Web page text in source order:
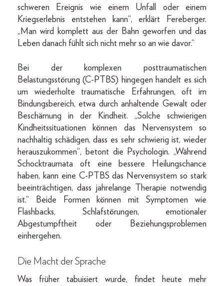
schweren Ereignis wie einem Unfall oder einem
Kriegserlebnis entstehen kann“, erklärt Fereberger.
„Man wird komplett aus der Bahn geworfen und das
Leben danach fühlt sich nicht mehr so an wie davor.“
Bei der komplexen posttraumatischen
Belastungsstörung (C-PTBS) hingegen handelt es sich
um wiederholte traumatische Erfahrungen, oft im
Bindungsbereich, etwa durch anhaltende Gewalt oder
Beschämung in der Kindheit. „Solche schwierigen
Kindheitssituationen können das Nervensystem so
nachhaltig schädigen, dass es sehr schwierig ist, wieder
herauszukommen“, betont die Psychologin. „Während
Schocktraumata oft eine bessere Heilungschance
haben, kann eine C-PTBS das Nervensystem so stark
beeinträchtigen, dass jahrelange Therapie notwendig
ist.“ Beide Formen können mit Symptomen wie
Flashbacks, Schlafstörungen, emotionaler
Abgestumpftheit oder Beziehungsproblemen
einhergehen.
Die Macht der Sprache
Was früher tabuisiert wurde, findet heute mehr